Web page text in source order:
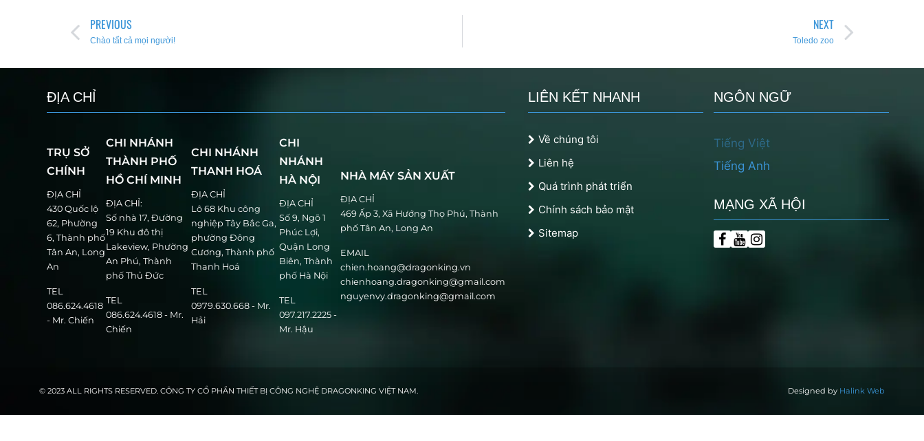
viết
PREVIOUS
Chào tất cả mọi người!
NEXT
Toledo zoo
ĐỊA CHỈ
TRỤ SỞ
CHÍNH
ĐỊA CHỈ
430 Quốc lộ
62, Phường
6, Thành phố
Tân An, Long
An
TEL
086.624.4618
- Mr. Chiến
CHI NHÁNH
THÀNH PHỐ
HỒ CHÍ MINH
ĐỊA CHỈ:
Số nhà 17, Đường
19 Khu đô thị
Lakeview, Phường
An Phú, Thành
phố Thủ Đức
TEL
086.624.4618 - Mr.
Chiến
CHI NHÁNH
THANH HOÁ
ĐỊA CHỈ
Lô 68 Khu công
nghiệp Tây Bắc Ga,
phường Đông
Cương, Thành phố
Thanh Hoá
TEL
0979.630.668 - Mr.
Hải
CHI
NHÁNH
HÀ NỘI
ĐỊA CHỈ
Số 9, Ngõ 1
Phúc Lợi,
Quận Long
Biên, Thành
phố Hà Nội
TEL
097.217.2225 -
Mr. Hậu
NHÀ MÁY SẢN XUẤT
ĐỊA CHỈ
469 Ấp 3, Xã Hướng Thọ Phú, Thành
phố Tân An, Long An
EMAIL
chien.hoang@dragonking.vn
chienhoang.dragonking@gmail.com
nguyenvy.dragonking@gmail.com
LIÊN KẾT NHANH
Về chúng tôi
Liên hệ
Quá trình phát triển
Chính sách bảo mật
Sitemap
NGÔN NGỮ
Tiếng Việt
Tiếng Anh
MẠNG XÃ HỘI
© 2023 ALL RIGHTS RESERVED. CÔNG TY CỔ PHẦN THIẾT BỊ CÔNG NGHỆ DRAGONKING VIỆT NAM. Designed by Halink Web